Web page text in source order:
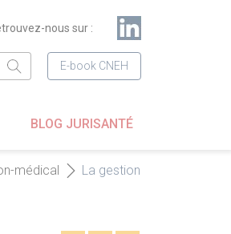
nous sur :
E-book CNEH
BLOG JURISANTÉ
médical
La gestion